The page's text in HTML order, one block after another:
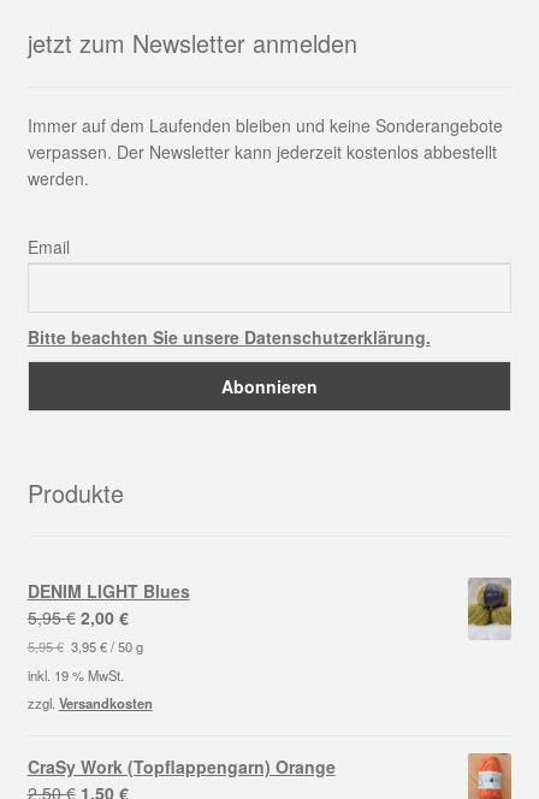
jetzt zum Newsletter anmelden
Immer auf dem Laufenden bleiben und keine Sonderangebote
verpassen. Der Newsletter kann jederzeit kostenlos abbestellt
werden.
Email
Bitte beachten Sie unsere Datenschutzerklärung.
Produkte
DENIM LIGHT Blues
5,95€ Ursprünglicher
Preis
war:
5,95 €
2,00 €Aktueller
Preis
2,00 €.
5,95€ 3,95€/50 g
inkl. 19 % MwSt.
zzgl. Versandkosten
CraSy Work (Topflappengarn) Orange
2,50€ Ursprünglicher
1,50 €Aktueller